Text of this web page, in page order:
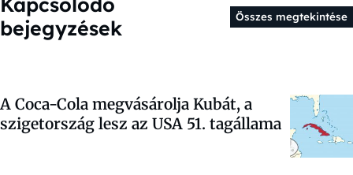
bejegyzések
Összes megtekintése
A Coca-Cola megvásárolja Kubát, a
szigetország lesz az USA 51. tagállama